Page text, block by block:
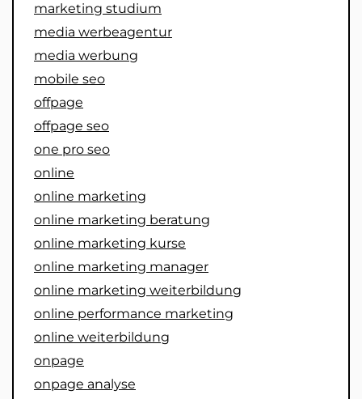
marketing studium
media werbeagentur
media werbung
mobile seo
offpage
offpage seo
one pro seo
online
online marketing
online marketing beratung
online marketing kurse
online marketing manager
online marketing weiterbildung
online performance marketing
online weiterbildung
onpage
onpage analyse